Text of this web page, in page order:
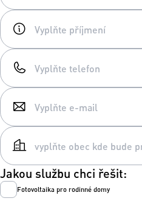
Jakou službu chci řešit:
Fotovoltaika pro rodinné domy